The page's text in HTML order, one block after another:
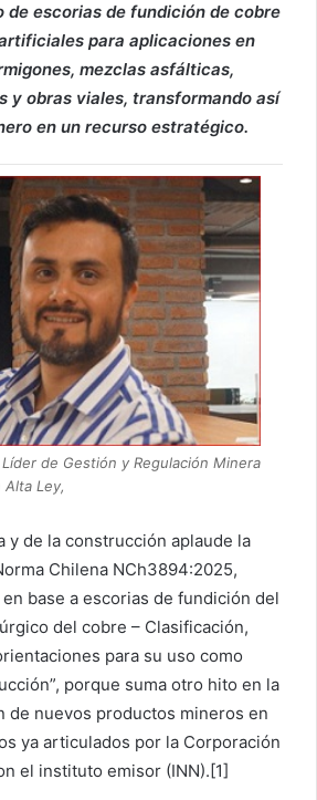
de escorias de fundición de cobre
para aplicaciones en
mezclas asfálticas,
y obras viales, transformando así
en un recurso estratégico.
de Gestión y Regulación Minera
Ley,
y de la construcción aplaude la
Chilena NCh3894:2025,
base a escorias de fundición del
del cobre – Clasificación,
para su uso como
porque suma otro hito en la
de nuevos productos mineros en
ya articulados por la Corporación
el instituto emisor (INN).[1]